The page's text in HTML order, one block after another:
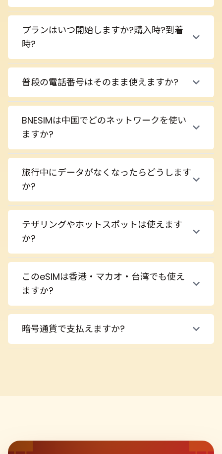
プランはいつ開始しますか?購入時?到着
時?
普段の電話番号はそのまま使えますか?
BNESIMは中国でどのネットワークを使い
ますか?
旅行中にデータがなくなったらどうします
か?
テザリングやホットスポットは使えます
か?
このeSIMは香港・マカオ・台湾でも使え
ますか?
暗号通貨で支払えますか?